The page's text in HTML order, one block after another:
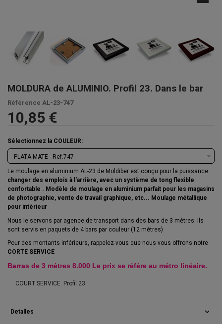
MOLDURA de ALUMINIO. Profil 23. Dans le bar
Référence AL-23-747
10,85 €
Sélectionnez la COULEUR:
Le moulage en aluminium AL-23 de Moldiber est conçu pour la puissance
changer des emplois à l'arrière, avec un système de tong flexible
confortable . Modèle de moulage en aluminium parfait pour les magasins
de photographie, vente de travail graphique, etc... Moulage métallique
pour intérieur
Nous le servons par agence de transport dans des bars de 3 mètres. Ils
sont servis en paquets de 4 bars par couleur (12 mètres)
Pour des montants inférieurs, rappelez-vous que nous vous offrons notre
CORTE SERVICE
Barras de 3 mètres 8.000 Le prix se réfère au métro linéaire.
COURT SERVICE. Profil 23
Detalles expand_more